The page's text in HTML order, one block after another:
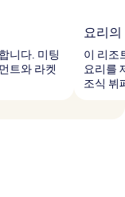
니다. 미팅
트와 라켓
요리
이 리조
요리를
조식 뷔